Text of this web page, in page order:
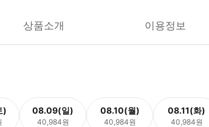
상품소개 이용정보
) 08.09(일)
40,984원
08.10(월)
40,984원
08.11(화)
40,984원